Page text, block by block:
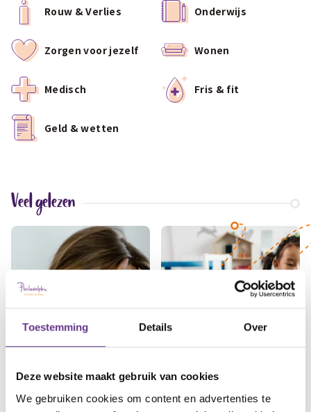
Toestemming Details Over
Deze website maakt gebruik van cookies
We gebruiken cookies om content en advertenties te
Rouw & Verlies Onderwijs
Zorgen voor jezelf Wonen
Medisch Fris & fit
Geld & wetten
Veel gelezen
Omgaan met
Autisme helder